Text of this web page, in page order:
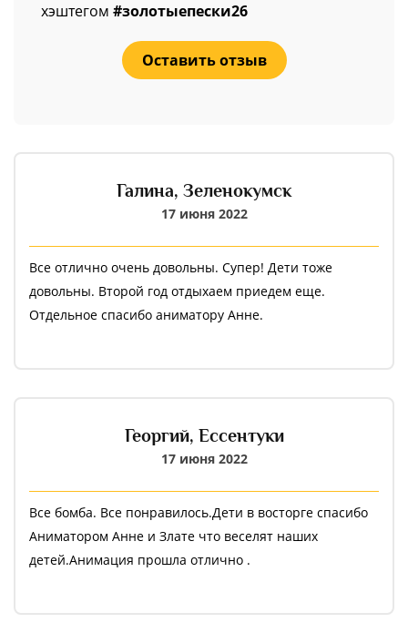
хэштегом #золотыепески26
Оставить отзыв
Галина, Зеленокумск
17 июня 2022
Все отлично очень довольны. Супер! Дети тоже
довольны. Второй год отдыхаем приедем еще.
Отдельное спасибо аниматору Анне.
Георгий, Ессентуки
17 июня 2022
Все бомба. Все понравилось.Дети в восторге спасибо
Аниматором Анне и Злате что веселят наших
детей.Анимация прошла отлично .